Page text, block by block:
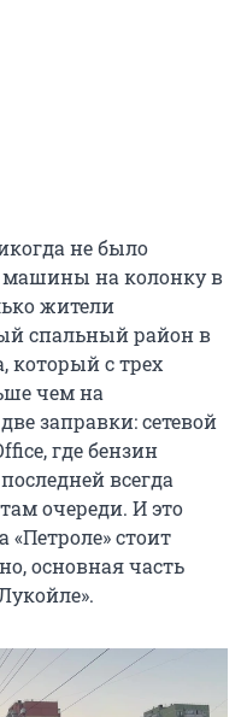
не было
машины на колонку в
жители
спальный район в
который с трех
чем на
заправки: сетевой
где бензин
всегда
очереди. И это
стоит
основная часть